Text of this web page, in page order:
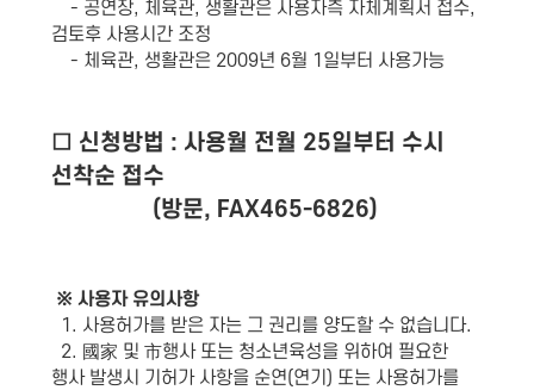
- 공연장, 체육관, 생활관은 사용자측 자체계획서 접수,
검토후 사용시간 조정
- 체육관, 생활관은 2009년 6월 1일부터 사용가능
□ 신청방법 : 사용월 전월 25일부터 수시
선착순 접수
(방문, FAX465-6826)
※ 사용자 유의사항
1. 사용허가를 받은 자는 그 권리를 양도할 수 없습니다.
2. 國家 및 市행사 또는 청소년육성을 위하여 필요한
행사 발생시 기허가 사항을 순연(연기) 또는 사용허가를